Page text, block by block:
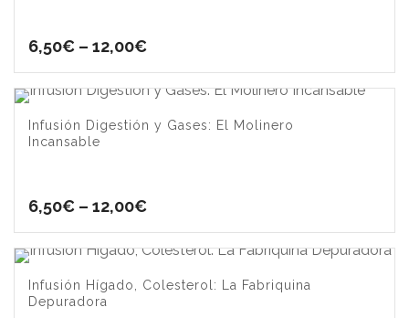
6,50€ – 12,00€
Infusión Digestión y Gases: El Molinero
Incansable
6,50€ – 12,00€
Infusión Hígado, Colesterol: La Fabriquina
Depuradora